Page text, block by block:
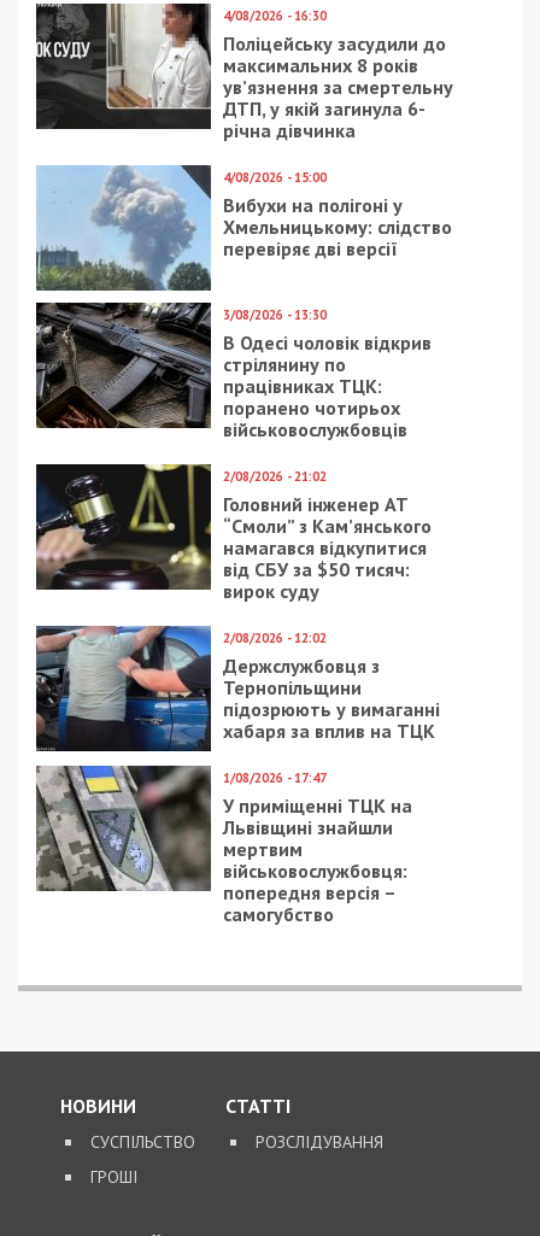
10/04/2020 - 22:00
Карантин в Днепре:
чем отличается от
Нидерландов (видео)
9/09/2019 - 17:50
Днепровские блогеры
вошли в сотню лучших
в Украине
7/07/2021 - 18:20
В Днепропетровской
области двухлетний
ребенок выпал из окна
16/11/2020 - 16:16
Жителей Днепра
обвинили в том, что
они неправильно